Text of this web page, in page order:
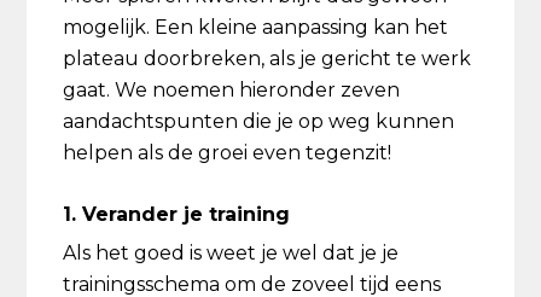
mogelijk. Een kleine aanpassing kan het
plateau doorbreken, als je gericht te werk
gaat. We noemen hieronder zeven
aandachtspunten die je op weg kunnen
helpen als de groei even tegenzit!
1. Verander je training
Als het goed is weet je wel dat je je
trainingsschema om de zoveel tijd eens